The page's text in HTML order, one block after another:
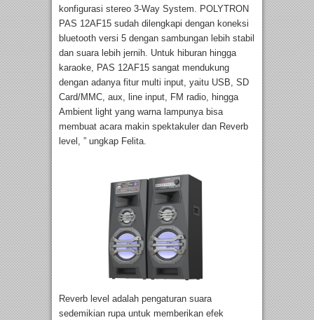
konfigurasi stereo 3-Way System. POLYTRON
PAS 12AF15 sudah dilengkapi dengan koneksi
bluetooth versi 5 dengan sambungan lebih stabil
dan suara lebih jernih. Untuk hiburan hingga
karaoke, PAS 12AF15 sangat mendukung
dengan adanya fitur multi input, yaitu USB, SD
Card/MMC, aux, line input, FM radio, hingga
Ambient light yang warna lampunya bisa
membuat acara makin spektakuler dan Reverb
level, ” ungkap Felita.
Reverb level adalah pengaturan suara
sedemikian rupa untuk memberikan efek